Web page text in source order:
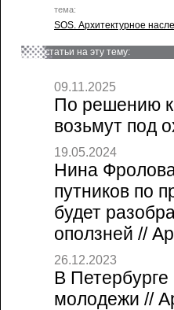
тема:
SOS. Архитектурное
статьи на эту тему:
09.11.2025
По решению
возьмут под
19.05.2024
Нина
путников по
будет
оползней //
26.12.2023
В Петербурге
молодежи //